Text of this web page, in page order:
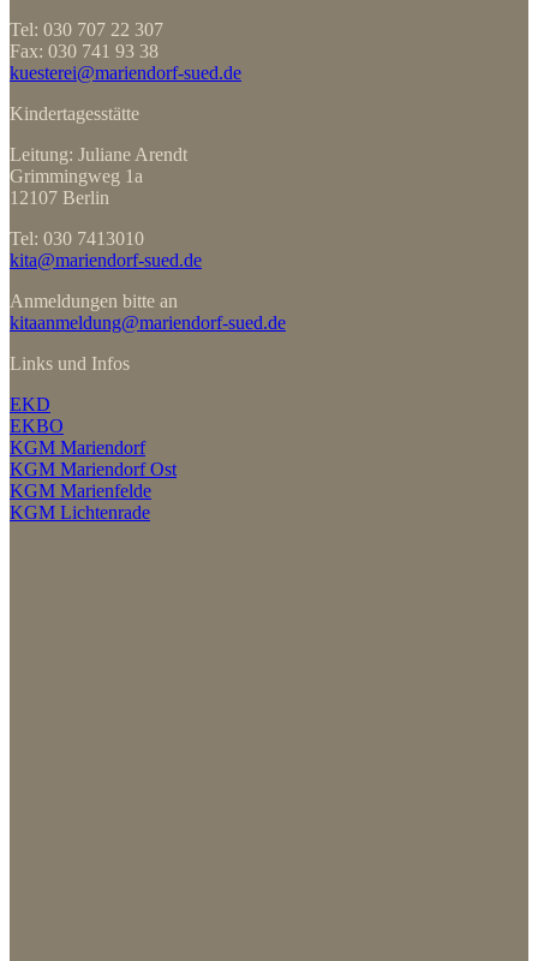
Tel: 030 707 22 307
Fax: 030 741 93 38
kuesterei@mariendorf-sued.de
Kindertagesstätte
Leitung: Juliane Arendt
Grimmingweg 1a
12107 Berlin
Tel: 030 7413010
kita@mariendorf-sued.de
Anmeldungen bitte an
kitaanmeldung@mariendorf-sued.de
Links und Infos
EKD
EKBO
KGM Mariendorf
KGM Mariendorf Ost
KGM Marienfelde
KGM Lichtenrade